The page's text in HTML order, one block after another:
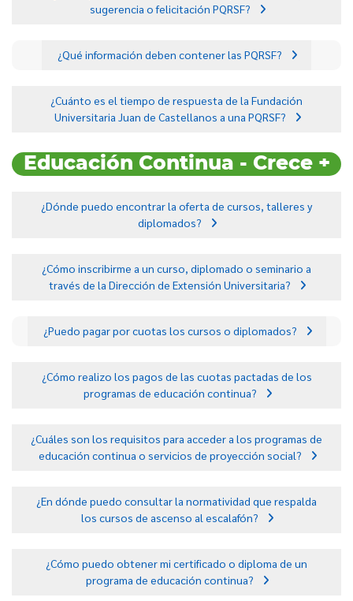
sugerencia o felicitación PQRSF?
¿Qué información deben contener las PQRSF?
¿Cuánto es el tiempo de respuesta de la Fundación
Universitaria Juan de Castellanos a una PQRSF?
Educación Continua - Crece +
¿Dónde puedo encontrar la oferta de cursos, talleres y
diplomados?
¿Cómo inscribirme a un curso, diplomado o seminario a
través de la Dirección de Extensión Universitaria?
¿Puedo pagar por cuotas los cursos o diplomados?
¿Cómo realizo los pagos de las cuotas pactadas de los
programas de educación continua?
¿Cuáles son los requisitos para acceder a los programas de
educación continua o servicios de proyección social?
¿En dónde puedo consultar la normatividad que respalda
los cursos de ascenso al escalafón?
¿Cómo puedo obtener mi certificado o diploma de un
programa de educación continua?